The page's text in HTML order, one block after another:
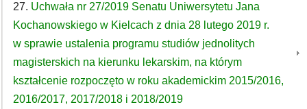
27. Uchwała nr 27/2019 Senatu Uniwersytetu Jana
Kochanowskiego w Kielcach z dnia 28 lutego 2019 r.
w sprawie ustalenia programu studiów jednolitych
magisterskich na kierunku lekarskim, na którym
kształcenie rozpoczęto w roku akademickim 2015/2016,
2016/2017, 2017/2018 i 2018/2019